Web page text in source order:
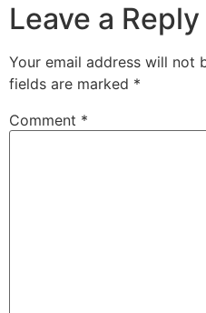
Leave a Reply
Your email address will not
fields are marked *
Comment *